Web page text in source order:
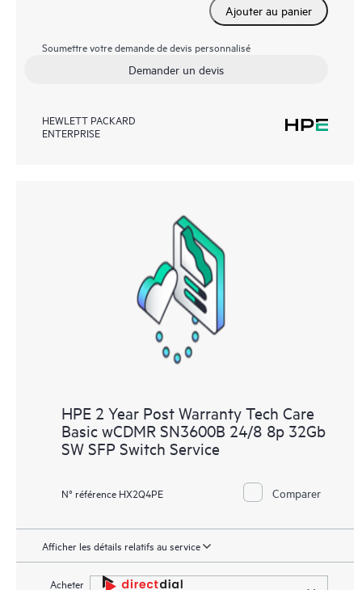
Ajouter au panier
Soumettre votre demande de devis personnalisé
Demander un devis
HEWLETT PACKARD
ENTERPRISE
HPE 2 Year Post Warranty Tech Care
Basic wCDMR SN3600B 24/8 8p 32Gb
SW SFP Switch Service
N° référence HX2Q4PE Comparer
Afficher les détails relatifs au service
Acheter